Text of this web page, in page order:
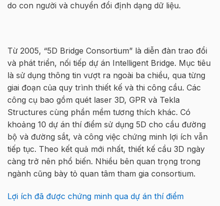
do con người và chuyển đổi định dạng dữ liệu.
Từ 2005, “5D Bridge Consortium” là diễn đàn trao đổi
và phát triển, nối tiếp dự án Intelligent Bridge. Mục tiêu
là sử dụng thông tin vượt ra ngoài ba chiều, qua từng
giai đoạn của quy trình thiết kế và thi công cầu. Các
công cụ bao gồm quét laser 3D, GPR và Tekla
Structures cùng phần mềm tương thích khác. Có
khoảng 10 dự án thí điểm sử dụng 5D cho cầu đường
bộ và đường sắt, và công việc chứng minh lợi ích vẫn
tiếp tục. Theo kết quả mới nhất, thiết kế cầu 3D ngày
càng trở nên phổ biến. Nhiều bên quan trọng trong
ngành cũng bày tỏ quan tâm tham gia consortium.
Lợi ích đã được chứng minh qua dự án thí điểm